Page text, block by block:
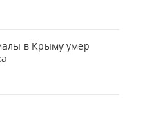
в Крыму умер